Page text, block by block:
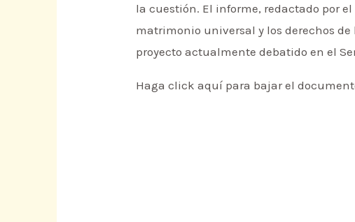
la cuestión. El informe, redactado por
matrimonio universal y los derechos
proyecto actualmente debatido en el
Haga click aquí para bajar el